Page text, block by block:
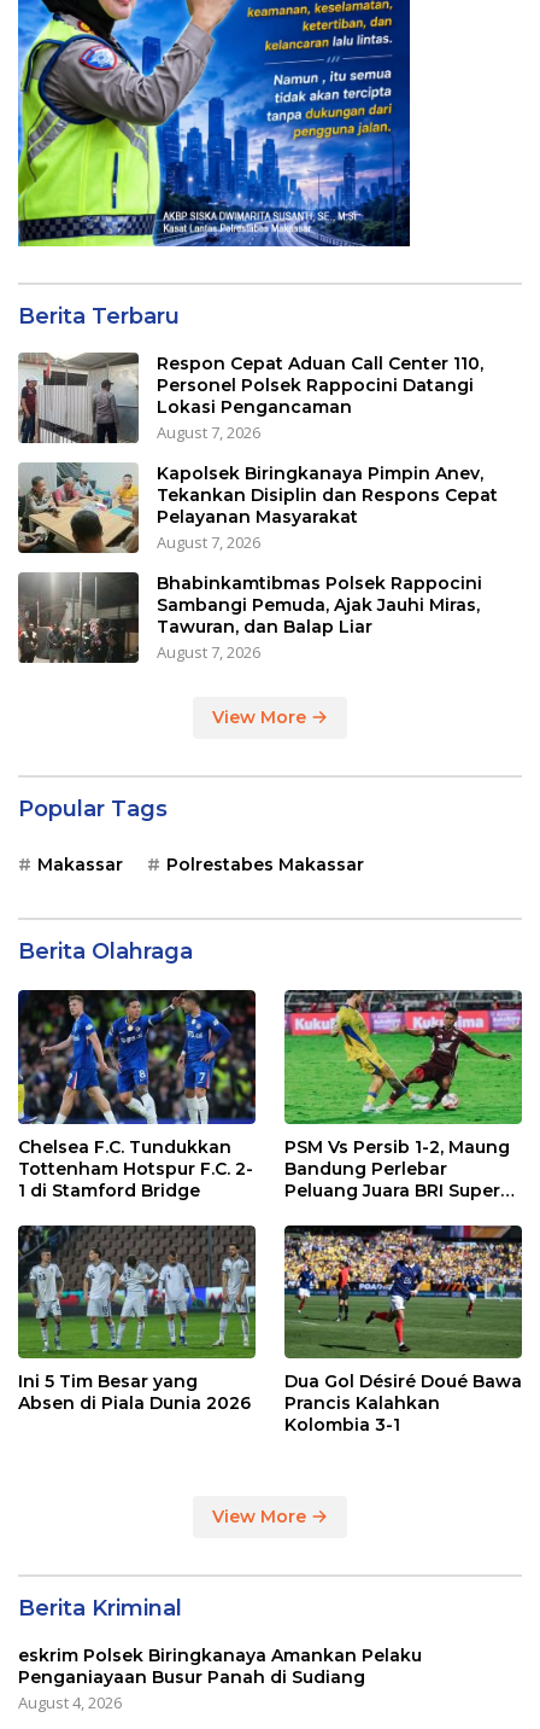
Berita Terbaru
Respon Cepat Aduan Call Center 110,
Personel Polsek Rappocini Datangi
Lokasi Pengancaman
August 7, 2026
Kapolsek Biringkanaya Pimpin Anev,
Tekankan Disiplin dan Respons Cepat
Pelayanan Masyarakat
August 7, 2026
Bhabinkamtibmas Polsek Rappocini
Sambangi Pemuda, Ajak Jauhi Miras,
Tawuran, dan Balap Liar
August 7, 2026
View More
Popular Tags
Makassar Polrestabes Makassar
Berita Olahraga
Chelsea F.C. Tundukkan
Tottenham Hotspur F.C. 2-
1 di Stamford Bridge
PSM Vs Persib 1-2, Maung
Bandung Perlebar
Peluang Juara BRI Super
Ini 5 Tim Besar yang
Absen di Piala Dunia 2026
Dua Gol Désiré Doué Bawa
Prancis Kalahkan
Kolombia 3-1
View More
Berita Kriminal
eskrim Polsek Biringkanaya Amankan Pelaku
Penganiayaan Busur Panah di Sudiang
August 4, 2026